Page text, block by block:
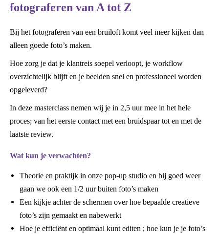
fotograferen van A tot Z
Bij het fotograferen van een bruiloft komt veel meer kijken dan
alleen goede foto’s maken.
Hoe zorg je dat je klantreis soepel verloopt, je workflow
overzichtelijk blijft en je beelden snel en professioneel worden
opgeleverd?
In deze masterclass nemen wij je in 2,5 uur mee in het hele
proces; van het eerste contact met een bruidspaar tot en met de
laatste review.
Wat kun je verwachten?
Theorie en praktijk in onze pop-up studio en bij goed weer
gaan we ook een 1/2 uur buiten foto’s maken
Een kijkje achter de schermen over hoe bepaalde creatieve
foto’s zijn gemaakt en nabewerkt
Hoe je efficiënt en optimaal kunt editen ; hoe kun je je foto’s